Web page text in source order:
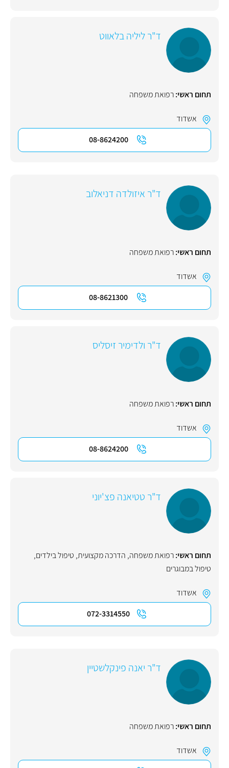
ד"ר ליליה בלאווט
תחום ראשי:רפואת משפחה
אשדוד
08-8624200
ד"ר איזולדה דניאלוב
תחום ראשי:רפואת משפחה
אשדוד
08-8621300
ד"ר ולדימיר זיסליס
תחום ראשי:רפואת משפחה
אשדוד
08-8624200
ד"ר טטיאנה פצ'יוני
תחום ראשי:רפואת משפחה, הדרכה מקצועית, טיפול בילדים,
טיפול במבוגרים
אשדוד
072-3314550
ד"ר יאנה פינקלשטיין
תחום ראשי:רפואת משפחה
אשדוד